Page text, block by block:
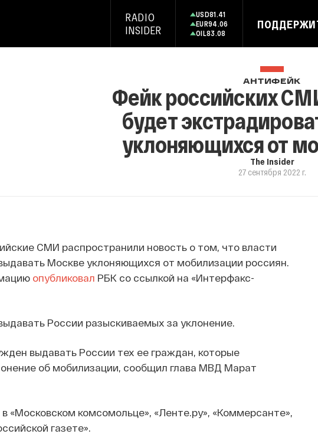
RADIO
INSIDER
USD81.41
EUR94.06
OIL83.08
АНТИФЕЙК
Фейк российских
будет
уклоняющихся от
The Insider
27 сентября 2022 г.
СМИ распространили новость о том, что власти
Москве уклоняющихся от мобилизации россиян.
опубликовал РБК со ссылкой на «Интерфакс-
России разыскиваемых за уклонение.
выдавать России тех ее граждан, которые
об мобилизации, сообщил глава МВД Марат
«Московском комсомольце», «Ленте.ру», «Коммерсанте»,
газете».